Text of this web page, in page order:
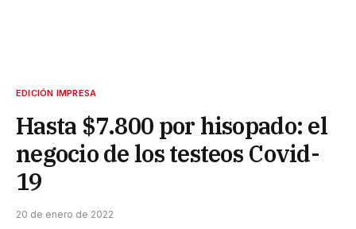
EDICIÓN IMPRESA
Hasta $7.800 por hisopado: el
negocio de los testeos Covid-
19
20 de enero de 2022